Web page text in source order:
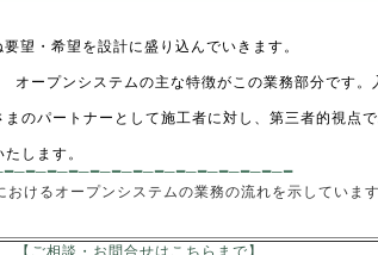
希望を設計に盛り込んでいきます。
プンシステムの主な特徴がこの業務部分です。
ートナーとして施工者に対し、第三者的視点で
します。
けるオープンシステムの業務の流れを示しています
【ご相談・お問合せはこちらまで】